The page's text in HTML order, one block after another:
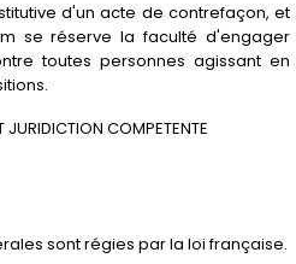
d'un acte de contrefaçon, et
se réserve la faculté d'engager
toutes personnes agissant en
COMPETENTE
sont régies par la loi française.